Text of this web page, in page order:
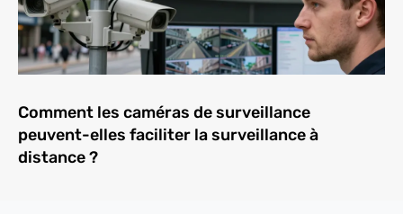
Comment les caméras de surveillance
peuvent-elles faciliter la surveillance à
distance ?